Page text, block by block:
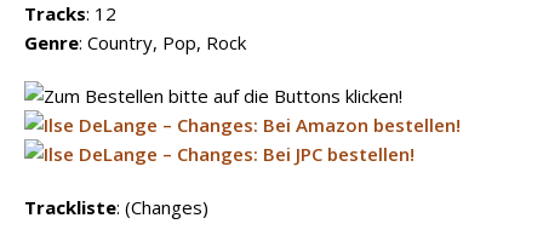
Tracks: 12
Genre: Country, Pop, Rock
Trackliste: (Changes)